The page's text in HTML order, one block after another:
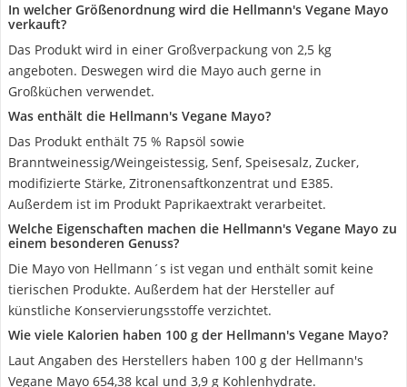
In welcher Größenordnung wird die Hellmann's Vegane Mayo
verkauft?
Das Produkt wird in einer Großverpackung von 2,5 kg
angeboten. Deswegen wird die Mayo auch gerne in
Großküchen verwendet.
Was enthält die Hellmann's Vegane Mayo?
Das Produkt enthält 75 % Rapsöl sowie
Branntweinessig/Weingeistessig, Senf, Speisesalz, Zucker,
modifizierte Stärke, Zitronensaftkonzentrat und E385.
Außerdem ist im Produkt Paprikaextrakt verarbeitet.
Welche Eigenschaften machen die Hellmann's Vegane Mayo zu
einem besonderen Genuss?
Die Mayo von Hellmann´s ist vegan und enthält somit keine
tierischen Produkte. Außerdem hat der Hersteller auf
künstliche Konservierungsstoffe verzichtet.
Wie viele Kalorien haben 100 g der Hellmann's Vegane Mayo?
Laut Angaben des Herstellers haben 100 g der Hellmann's
Vegane Mayo 654,38 kcal und 3,9 g Kohlenhydrate.